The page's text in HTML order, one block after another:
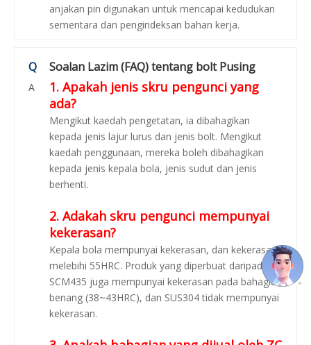
anjakan pin digunakan untuk mencapai kedudukan
sementara dan pengindeksan bahan kerja.
Q Soalan Lazim (FAQ) tentang bolt Pusing
A
1. Apakah jenis skru pengunci yang
ada?
Mengikut kaedah pengetatan, ia dibahagikan
kepada jenis lajur lurus dan jenis bolt. Mengikut
kaedah penggunaan, mereka boleh dibahagikan
kepada jenis kepala bola, jenis sudut dan jenis
berhenti.
2. Adakah skru pengunci mempunyai
kekerasan?
Kepala bola mempunyai kekerasan, dan kekerasan
melebihi 55HRC. Produk yang diperbuat daripada
SCM435 juga mempunyai kekerasan pada bahagian
benang (38~43HRC), dan SUS304 tidak mempunyai
kekerasan.